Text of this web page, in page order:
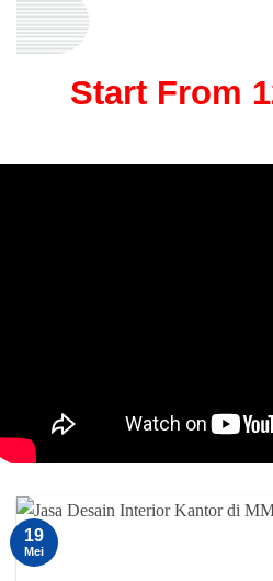
Start From
19
Mei